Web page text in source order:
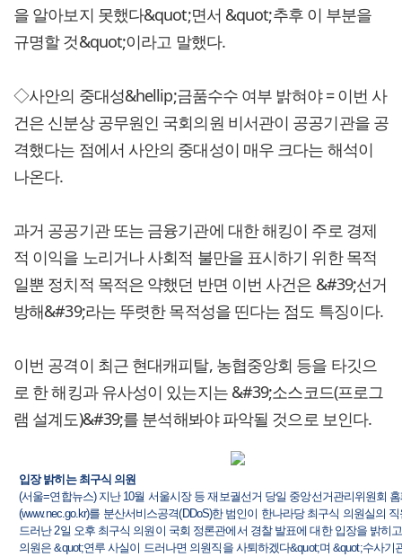
을 알아보지 못했다&quot;면서 &quot;추후 이 부분을
규명할 것&quot;이라고 말했다.
◇사안의 중대성&hellip;금품수수 여부 밝혀야 = 이번 사
건은 신분상 공무원인 국회의원 비서관이 공공기관을 공
격했다는 점에서 사안의 중대성이 매우 크다는 해석이
나온다.
과거 공공기관 또는 금융기관에 대한 해킹이 주로 경제
적 이익을 노리거나 사회적 불만을 표시하기 위한 목적
일뿐 정치적 목적은 약했던 반면 이번 사건은 &#39;선거
방해&#39;라는 뚜렷한 목적성을 띤다는 점도 특징이다.
이번 공격이 최근 현대캐피탈, 농협중앙회 등을 타깃으
로 한 해킹과 유사성이 있는지는 &#39;소스코드(프로그
램 설계도)&#39;를 분석해봐야 파악될 것으로 보인다.
입장 밝히는 최구식 의원
(서울=연합뉴스) 지난 10월 서울시장 등 재보궐선거 당일 중앙선거관리위원회
(www.nec.go.kr)를 분산서비스공격(DDoS)한 범인이 한나라당 최구식 의원실의
드러난 2일 오후 최구식 의원이 국회 정론관에서 경찰 발표에 대한 입장을 밝히
의원은 &quot;연루 사실이 드러나면 의원직을 사퇴하겠다&quot;며 &quot;수사기